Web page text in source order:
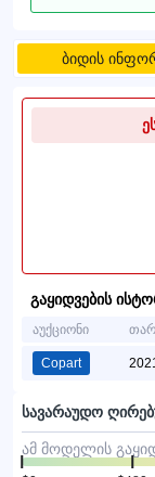
ბიდის
გაყიდვების
აუქციონი
Copart
სავარაუდო
ამ მოდელის